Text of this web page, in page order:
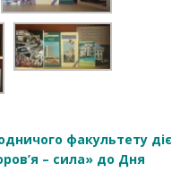
факультету діє
– сила» до Дня